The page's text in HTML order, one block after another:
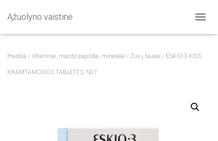
Ąžuolyno vaistinė
O
Pradžia / Vitaminai, maisto papildai, mineralai / Žuvų taukai / ESKIO-3 KIDS
KRAMTAMOSIOS TABLETĖS, N27